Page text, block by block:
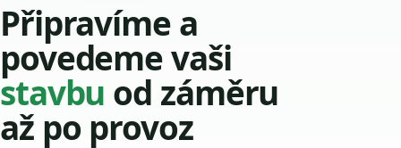
Připravíme a
povedeme vaši
stavbu od záměru
až po provoz